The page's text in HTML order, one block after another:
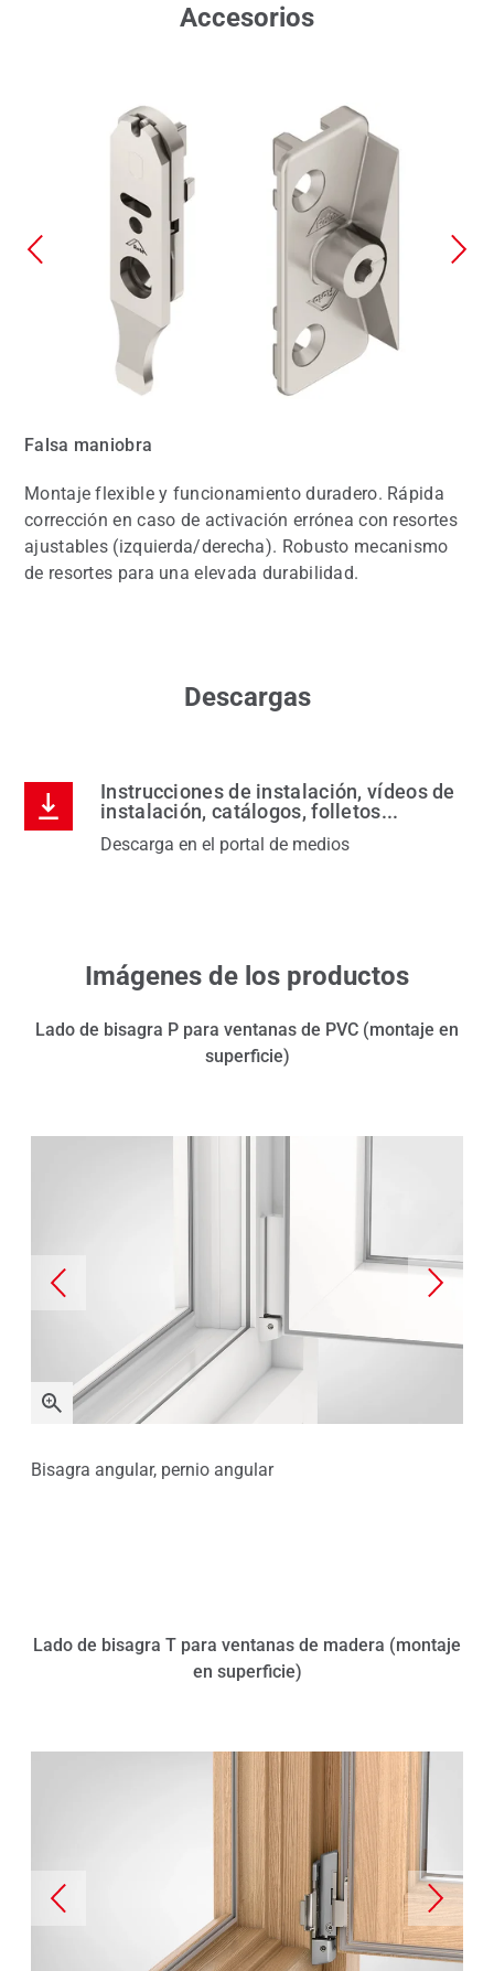
Accesorios
Falsa maniobra
Montaje flexible y funcionamiento duradero. Rápida
corrección en caso de activación errónea con resortes
ajustables (izquierda/derecha). Robusto mecanismo
de resortes para una elevada durabilidad.
Descargas
Instrucciones de instalación, vídeos de
instalación, catálogos, folletos...
Descarga en el portal de medios
Imágenes de los productos
Lado de bisagra P para ventanas de PVC (montaje en
superficie)
Bisagra angular, pernio angular
Lado de bisagra T para ventanas de madera (montaje
en superficie)